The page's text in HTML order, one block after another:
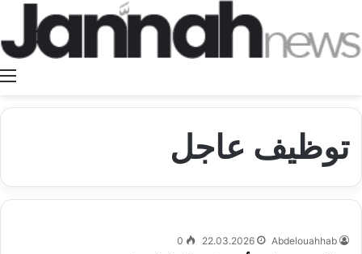
توظيف عاجل
Abdelouahhab
22.03.2026
0